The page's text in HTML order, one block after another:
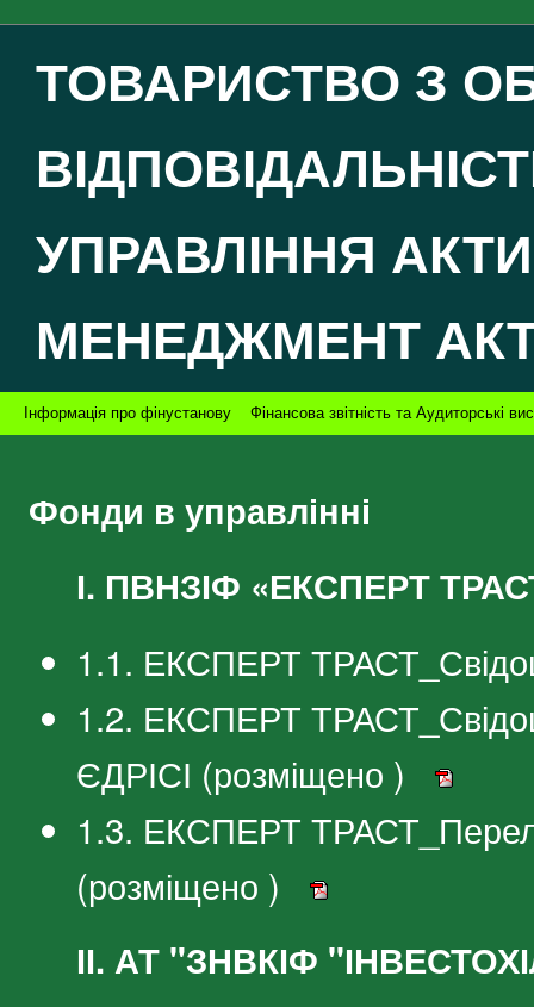
ТОВАРИСТВО З
УПРАВЛІННЯ
МЕНЕДЖМЕНТ
Інформація про фінустанову Фінансова звітність та Аудиторські
Фонди в управлінні
І. ПВНЗІФ «ЕКСПЕРТ
1.1. ЕКСПЕРТ
1.2. ЕКСПЕРТ
ЄДРІСІ (розміщено )
1.3. ЕКСПЕРТ
(розміщено )
ІІ. АТ "ЗНВКІФ